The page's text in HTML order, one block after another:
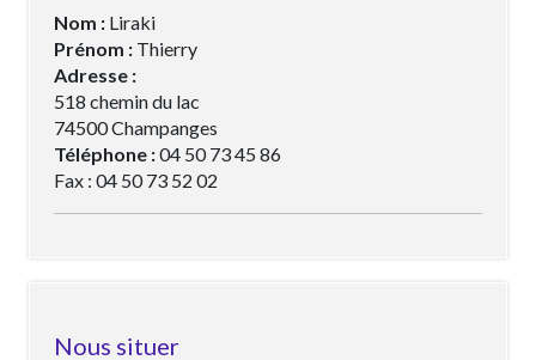
Nom : Liraki
Prénom : Thierry
Adresse :
518 chemin du lac
74500 Champanges
Téléphone :04 50 73 45 86
Fax : 04 50 73 52 02
Nous situer